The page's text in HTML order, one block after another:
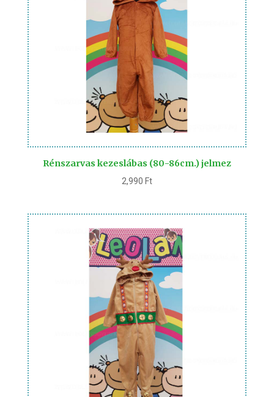
Rénszarvas kezeslábas (80-86cm.) jelmez
2,990 Ft